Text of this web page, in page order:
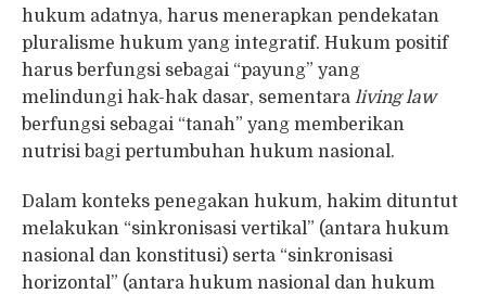
hukum adatnya, harus menerapkan pendekatan
pluralisme hukum yang integratif. Hukum positif
harus berfungsi sebagai “payung” yang
melindungi hak-hak dasar, sementara living law
berfungsi sebagai “tanah” yang memberikan
nutrisi bagi pertumbuhan hukum nasional.
Dalam konteks penegakan hukum, hakim dituntut
melakukan “sinkronisasi vertikal” (antara hukum
nasional dan konstitusi) serta “sinkronisasi
horizontal” (antara hukum nasional dan hukum